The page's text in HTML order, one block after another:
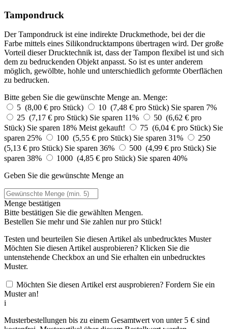
Tampondruck
Der Tampondruck ist eine indirekte Druckmethode, bei der die
Farbe mittels eines Silikondrucktampons übertragen wird. Der große
Vorteil dieser Drucktechnik ist, dass der Tampon flexibel ist und sich
dem zu bedruckenden Objekt anpasst. So ist es unter anderem
möglich, gewölbte, hohle und unterschiedlich geformte Oberflächen
zu bedrucken.
Bitte geben Sie die gewünschte Menge an. Menge:
5 (8,00 € pro Stück)
10 (7,48 € pro Stück) Sie sparen 7%
25 (7,17 € pro Stück) Sie sparen 11%
50 (6,62 € pro
Stück) Sie sparen 18% Meist gekauft! 75 (6,04 € pro Stück) Sie
sparen 25%
100 (5,55 € pro Stück) Sie sparen 31%
250
(5,13 € pro Stück) Sie sparen 36% 500 (4,99 € pro Stück) Sie
sparen 38%
1000 (4,85 € pro Stück) Sie sparen 40%
Geben Sie die gewünschte Menge an
Menge bestätigen
Bitte bestätigen Sie die gewählten Mengen.
Bestellen Sie mehr und Sie zahlen nurpro Stück!
Testen und beurteilen Sie diesen Artikel als unbedrucktes Muster
Möchten Sie diesen Artikel ausprobieren? Klicken Sie die
untenstehende Checkbox an und Sie erhalten ein unbedrucktes
Muster.
Möchten Sie diesen Artikel erst ausprobieren? Fordern Sie ein
Muster an!
i
Musterbestellungen bis zu einem Gesamtwert von unter 5 € sind